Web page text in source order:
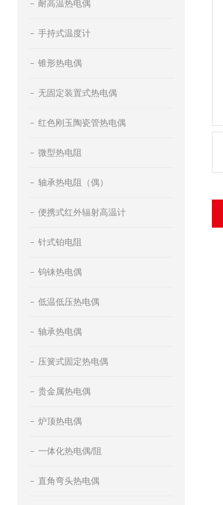
耐高温热电偶
手持式温度计
锥形热电偶
无固定装置式热电偶
红色刚玉陶瓷管热电偶
微型热电阻
轴承热电阻（偶）
便携式红外辐射高温计
针式铂电阻
钨铼热电偶
低温低压热电偶
轴承热电偶
压簧式固定热电偶
贵金属热电偶
炉顶热电偶
一体化热电偶/阻
直角弯头热电偶